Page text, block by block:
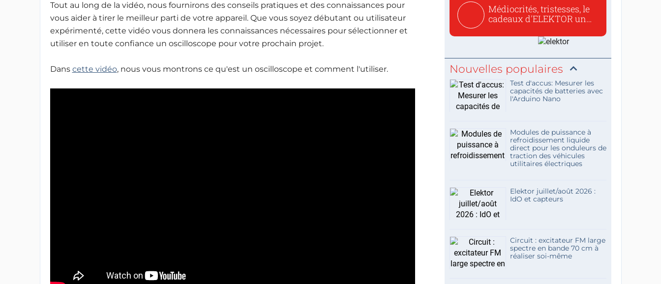
Tout au long de la vidéo, nous fournirons des conseils pratiques et des connaissances pour
vous aider à tirer le meilleur parti de votre appareil. Que vous soyez débutant ou utilisateur
expérimenté, cette vidéo vous donnera les connaissances nécessaires pour sélectionner et
utiliser en toute confiance un oscilloscope pour votre prochain projet.
Dans cette vidéo, nous vous montrons ce qu'est un oscilloscope et comment l'utiliser.
Médiocrités, tristesses, le
cadeaux d'ELEKTOR un
Nouvelles populaires
Test d'accus: Mesurer les
capacités de batteries avec
l'Arduino Nano
Modules de puissance à
refroidissement liquide
direct pour les onduleurs de
traction des véhicules
utilitaires électriques
Elektor juillet/août 2026 :
IdO et capteurs
Circuit : excitateur FM large
spectre en bande 70 cm à
réaliser soi-même